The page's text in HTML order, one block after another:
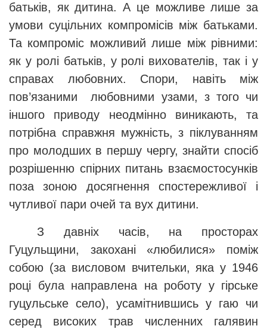
батьків, як дитина. А це можливе лише за
умови суцільних компромісів між батьками.
Та компроміс можливий лише між рівними:
як у ролі батьків, у ролі вихователів, так і у
справах любовних. Спори, навіть між
пов’язаними любовними узами, з того чи
іншого приводу неодмінно виникають, та
потрібна справжня мужність, з піклуванням
про молодших в першу чергу, знайти спосіб
розрішенню спірних питань взаємостосунків
поза зоною досягнення спостережливої і
чутливої пари очей та вух дитини.
З давніх часів, на просторах
Гуцульщини, закохані «любилися» поміж
собою (за висловом вчительки, яка у 1946
році була направлена на роботу у гірське
гуцульське село), усамітнившись у гаю чи
серед високих трав численних галявин